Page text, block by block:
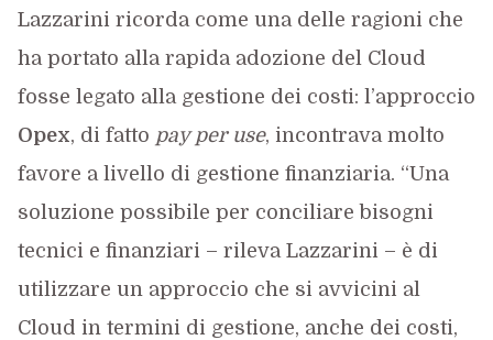
Lazzarini ricorda come una delle ragioni che
ha portato alla rapida adozione del Cloud
fosse legato alla gestione dei costi: l’approccio
Opex, di fatto pay per use, incontrava molto
favore a livello di gestione finanziaria. “Una
soluzione possibile per conciliare bisogni
tecnici e finanziari – rileva Lazzarini – è di
utilizzare un approccio che si avvicini al
Cloud in termini di gestione, anche dei costi,